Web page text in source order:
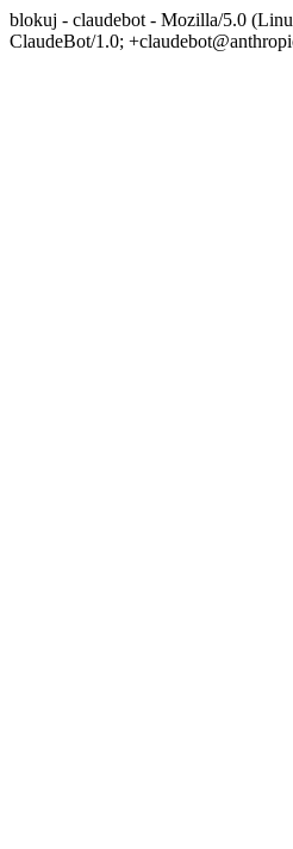
blokuj - claudebot - Mozilla/5.0
ClaudeBot/1.0;